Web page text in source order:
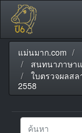
แม่นมาก.com
สนทนาภาษา
ใบตรวจผลส
2558